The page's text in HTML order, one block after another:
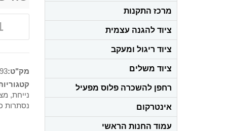
מק"ט:93
נייחת,
נסתרות
מרכז התקנות
ציוד להגנה עצמית
ציוד ריגול ומעקב
ציוד משלים
רחפן להשכרה פלוס מפעיל
אינטרקום
עמוד החנות הראשי